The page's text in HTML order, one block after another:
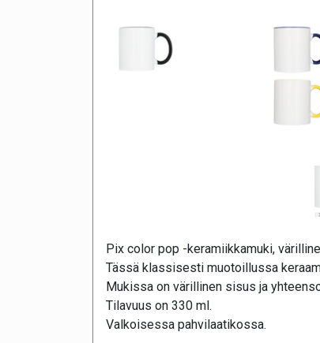
Pix color pop -keramiikkamuki,
Tässä klassisesti muotoillussa
Mukissa on värillinen sisus ja
Tilavuus on 330 ml.
Valkoisessa pahvilaatikossa.